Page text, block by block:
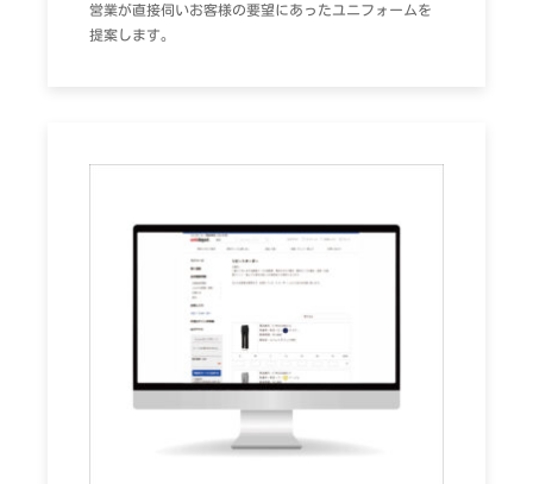
営業が直接伺いお客様の要望にあったユニフォームを
提案します。